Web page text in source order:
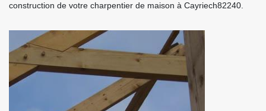
construction de votre charpentier de maison à Cayriech82240.